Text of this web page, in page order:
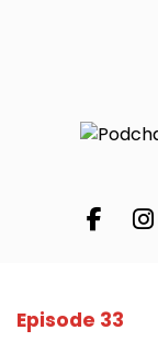
Episode 33